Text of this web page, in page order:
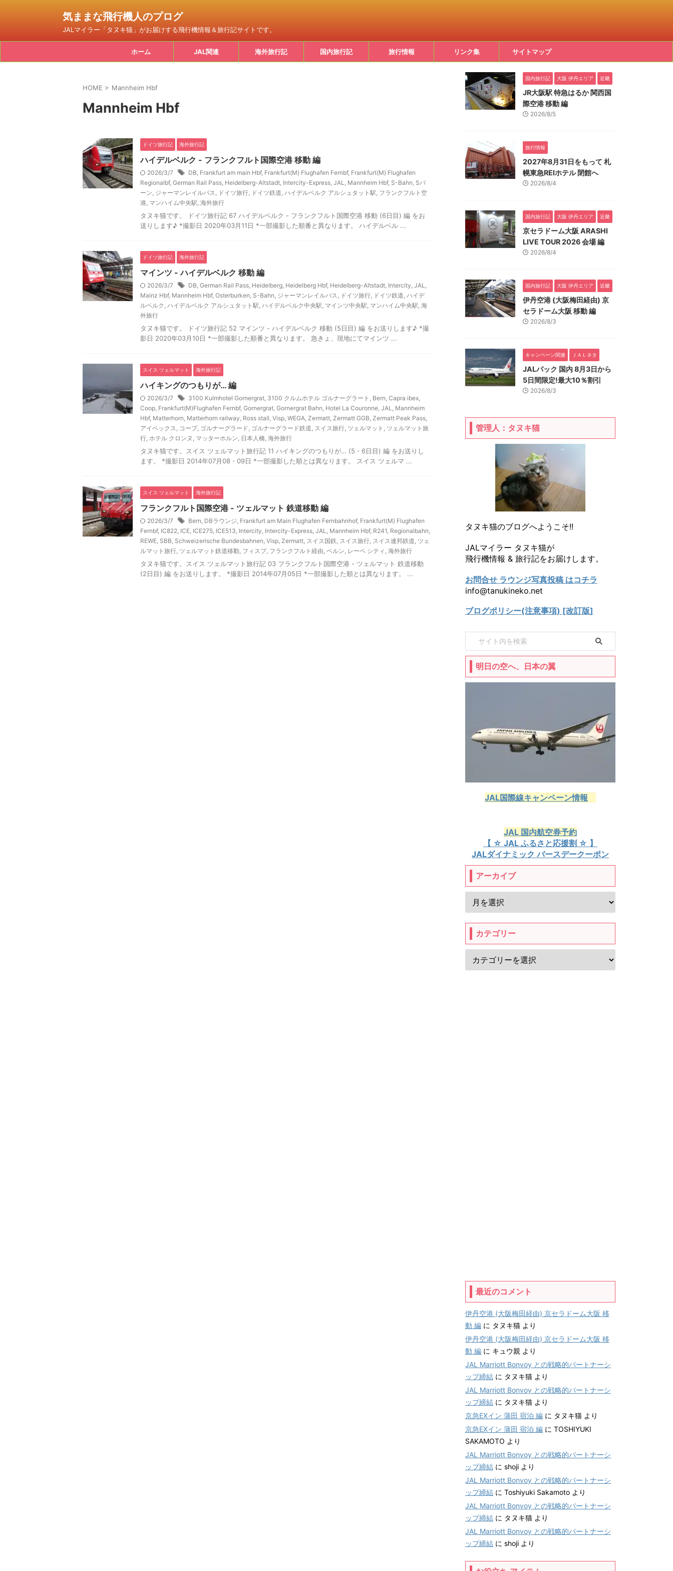
気ままな飛行機人のプログ
JALマイラー「タヌキ猫」がお届けする飛行機情報＆旅行記サイトです。
ホーム JAL関連 海外旅行記 国内旅行記 旅行情報 リンク集 サイトマップ
HOME > Mannheim Hbf
Mannheim Hbf
ドイツ旅行記 海外旅行記
ハイデルベルク - フランクフルト国際空港 移動 編
2026/3/7 DB, Frankfurt am main Hbf, Frankfurt(M) Flughafen Fernbf, Frankfurt(M) Flughafen
Regionalbf, German Rail Pass, Heidelberg-Altstadt, Intercity-Express, JAL, Mannheim Hbf, S-Bahn, Sバ
ーン, ジャーマンレイルパス, ドイツ旅行, ドイツ鉄道, ハイデルベルク アルシュタット駅, フランクフルト空
港, マンハイム中央駅, 海外旅行
タヌキ猫です。 ドイツ旅行記 67 ハイデルベルク - フランクフルト国際空港 移動 (6日目) 編 をお
送りします♪ *撮影日 2020年03月11日 *一部撮影した順番と異なります。 ハイデルベル ...
ドイツ旅行記 海外旅行記
マインツ - ハイデルベルク 移動 編
2026/3/7 DB, German Rail Pass, Heidelberg, Heidelberg Hbf, Heidelberg-Altstadt, Intercity, JAL,
Mainz Hbf, Mannheim Hbf, Osterburken, S-Bahn, ジャーマンレイルパス, ドイツ旅行, ドイツ鉄道, ハイデ
ルベルク , ハイデルベルク アルシュタット駅, ハイデルベルク中央駅, マインツ中央駅, マンハイム中央駅, 海
外旅行
タヌキ猫です。 ドイツ旅行記 52 マインツ - ハイデルベルク 移動 (5日目) 編 をお送りします♪ *撮
影日 2020年03月10日 *一部撮影した順番と異なります。 急きょ、現地にてマインツ ...
スイス ツェルマット 海外旅行記
ハイキングのつもりが… 編
2026/3/7 3100 Kulmhotel Gornergrat, 3100 クルムホテル ゴルナーグラート , Bern, Capra ibex,
Coop, Frankfurt(M)Flughafen Fernbf, Gornergrat, Gornergrat Bahn, Hotel La Couronne, JAL, Mannheim
Hbf, Matterhorn, Matterhorn railway, Ross stall, Visp, WEGA, Zermatt, Zermatt GGB, Zermatt Peak Pass,
アイベックス, コープ, ゴルナーグラード, ゴルナーグラード鉄道, スイス旅行, ツェルマット , ツェルマット旅
行, ホテル クロンヌ , マッターホルン, 日本人橋, 海外旅行
タヌキ猫です。スイス ツェルマット旅行記 11 ハイキングのつもりが… (5・6日目) 編 をお送りし
ます。 *撮影日 2014年07月08・09日 *一部撮影した順とは異なります。 スイス ツェルマ ...
スイス ツェルマット 海外旅行記
フランクフルト国際空港 - ツェルマット 鉄道移動 編
2026/3/7 Bern, DBラウンジ, Frankfurt am Main Flughafen Fernbahnhof, Frankfurt(M) Flughafen
Fernbf, IC822, ICE, ICE275, ICE513, Intercity, Intercity-Express, JAL, Mannheim Hbf, R241, Regionalbahn,
REWE, SBB, Schweizerische Bundesbahnen, Visp, Zermatt, スイス国鉄, スイス旅行, スイス連邦鉄道, ツェ
ルマット旅行, ツェルマット鉄道移動, フィスプ, フランクフルト経由, ベルン, レーベ シティ , 海外旅行
タヌキ猫です。スイス ツェルマット旅行記 03 フランクフルト国際空港 - ツェルマット 鉄道移動
(2日目) 編 をお送りします。 *撮影日 2014年07月05日 *一部撮影した順とは異なります。 ...
国内旅行記 大阪 伊丹エリア 近畿
JR大阪駅 特急はるか 関西国
際空港 移動 編
2026/8/5
旅行情報
2027年8月31日をもって 札
幌東急REIホテル 閉館へ
2026/8/4
国内旅行記 大阪 伊丹エリア 近畿
京セラドーム大阪 ARASHI
LIVE TOUR 2026 会場 編
2026/8/4
国内旅行記 大阪 伊丹エリア 近畿
伊丹空港 (大阪梅田経由) 京
セラドーム大阪 移動 編
2026/8/3
キャンペーン関連 ＪＡＬネタ
JALパック 国内 8月3日から
5日間限定!最大10％割引
2026/8/3
管理人：タヌキ猫
タヌキ猫のブログへようこそ!!
JALマイラー タヌキ猫が
飛行機情報 & 旅行記をお届けします。
お問合せ ラウンジ写真投稿 はコチラ
info@tanukineko.net
ブログポリシー(注意事項) [改訂版]
明日の空へ、日本の翼
JAL国際線キャンペーン情報
JAL 国内航空券予約
【 ☆ JAL ふるさと応援割 ☆ 】
JALダイナミック バースデークーポン
アーカイブ
カテゴリー
最近のコメント
伊丹空港 (大阪梅田経由) 京セラドーム大阪 移
動 編 に タヌキ猫 より
伊丹空港 (大阪梅田経由) 京セラドーム大阪 移
動 編 に キュウ親 より
JAL Marriott Bonvoy との戦略的パートナーシ
ップ締結 に タヌキ猫 より
JAL Marriott Bonvoy との戦略的パートナーシ
ップ締結 に タヌキ猫 より
京急EXイン 蒲田 宿泊 編 に タヌキ猫 より
京急EXイン 蒲田 宿泊 編 に TOSHIYUKI
SAKAMOTO より
JAL Marriott Bonvoy との戦略的パートナーシ
ップ締結 に shoji より
JAL Marriott Bonvoy との戦略的パートナーシ
ップ締結 に Toshiyuki Sakamoto より
JAL Marriott Bonvoy との戦略的パートナーシ
ップ締結 に タヌキ猫 より
JAL Marriott Bonvoy との戦略的パートナーシ
ップ締結 に shoji より